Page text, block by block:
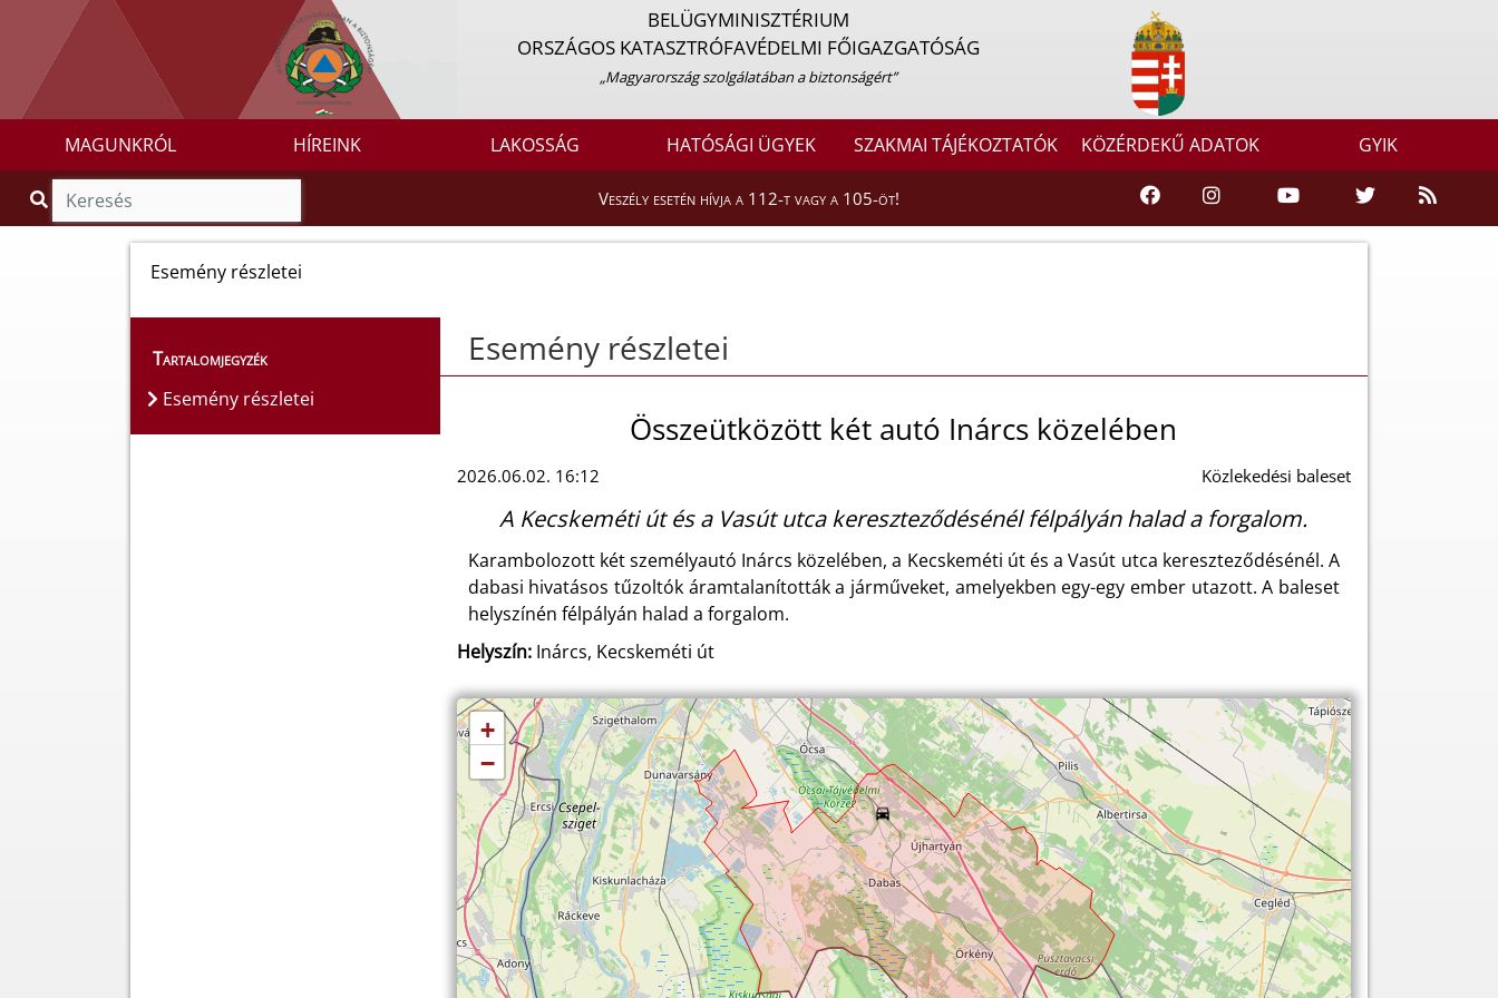
BELÜGYMINISZTÉRIUM
ORSZÁGOS KATASZTRÓFAVÉDELMI FŐIGAZGATÓSÁG
„Magyarország szolgálatában a biztonságért”
MAGUNKRÓL HÍREINK LAKOSSÁG HATÓSÁGI ÜGYEK SZAKMAI TÁJÉKOZTATÓK KÖZÉRDEKŰ ADATOK GYIK
Veszély esetén hívja a 112-t vagy a 105-öt!
Esemény részletei
Tartalomjegyzék
Esemény részletei
Esemény részletei
Összeütközött két autó Inárcs közelében
2026.06.02. 16:12 Közlekedési baleset
A Kecskeméti út és a Vasút utca kereszteződésénél félpályán halad a forgalom.
Karambolozott két személyautó Inárcs közelében, a Kecskeméti út és a Vasút utca kereszteződésénél. A
dabasi hivatásos tűzoltók áramtalanították a járműveket, amelyekben egy-egy ember utazott. A baleset
helyszínén félpályán halad a forgalom.
Helyszín:Inárcs, Kecskeméti út
+
−